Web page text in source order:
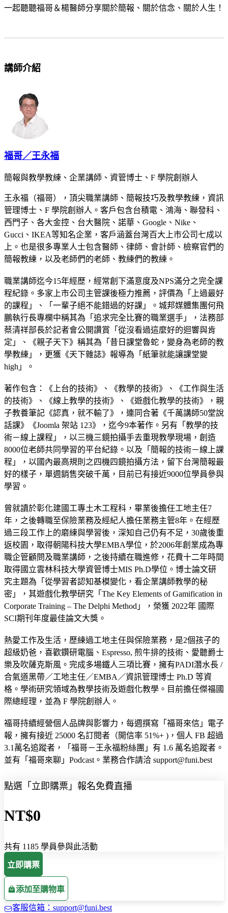
一起聽聽福哥＆楊醫師分享關於簡報、關於信念、關於人生！
講師介紹
福哥／王永福
簡報與教學教練、企業講師、資管博士、F 學院創辦人
王永福（福哥），頂尖職業講師、簡報技巧及教學教練，資訊
管理博士、F 學院創辦人。客戶包含台積電、鴻海、聯發科、
西門子、各大金控、台大醫院、諾華、Google、Nike、
Gucci、IKEA等知名企業，客戶涵蓋台灣百大上市公司七成以
上。也是很多專業人士包含醫師、律師、會計師、檢察官們的
簡報教練，以及老師們的老師、教練們的教練。
職業講師迄今15年經歷，經常創下滿意度及NPS滿分之完全課
程紀錄。多家上市公司主管課後極力推薦，評價為「上過最好
的課程」、「一輩子絕不能錯過的好課」。城邦媒體集團何飛
鵬執行長專欄中稱其為「追求完全比賽的職業選手」，法務部
蔡清祥部長於記者會公開讚賞「從沒看過這麼好的迴響與肯
定」、《親子天下》稱其為「昔日課堂魯蛇，變身為老師的教
學教練」，更獲《天下雜誌》報導為「紙筆就能讓課堂變
high」。
著作包含：《上台的技術》、《教學的技術》、《工作與生活
的技術》、《線上教學的技術》、《遊戲化教學的技術》，親
子教養筆記《認真，就不輸了》，連同合著《千萬講師50堂說
話課》《Joomla 架站 123》，迄今9本著作。另有「教學的技
術－線上課程」，以三機三鏡拍攝手去重現教學現場，創造
8000位老師共同學習的平台紀錄。以及「簡報的技術－線上課
程」，以國內最高規則之四機四鏡拍攝方法，留下台灣簡報最
好的樣子，單週銷售突破千萬，目前已有接近9000位學員參與
學習。
曾就讀於彰化建國工專土木工程科，畢業後擔任工地主任7
年，之後轉職至保險業務及經紀人擔任業務主管8年。在經歷
過三段工作上的磨練與學習後，深知自己仍有不足，30歲後重
返校園，取得朝陽科技大學EMBA學位，於2006年創業成為專
職企管顧問及職業講師，之後持續在職進修，花費十二年時間
取得國立雲林科技大學資管博士MIS Ph.D學位。博士論文研
究主題為「從學習者認知基模變化，看企業講師教學的秘
密」，其遊戲化教學研究「The Key Elements of Gamification in
Corporate Training – The Delphi Method」，榮獲 2022年 國際
SCI期刊年度最佳論文大獎。
熱愛工作及生活，歷練過工地主任與保險業務，是2個孩子的
超級奶爸，喜歡鑽研電腦、Espresso, 煎牛排的技術、愛聽爵士
樂及吹薩克斯風。完成多場鐵人三項比賽，擁有PADI潛水長 /
合氣道黑帶／工地主任／EMBA／資訊管理博士 Ph.D 等資
格。學術研究領域為教學技術及遊戲化教學。目前擔任傑福國
際總經理，並為 F 學院創辦人。
福哥持續經營個人品牌與影響力，每週撰寫「福哥來信」電子
報，擁有接近 25000 名訂閱者（開信率 51%+ )，個人 FB 超過
3.1萬名追蹤者，「福哥－王永福粉絲團」有 1.6 萬名追蹤者。
並有「福哥來聊」Podcast。業務合作請洽 support@funi.best
點選「立即購票」報名免費直播
NT$0
共有 1185 學員參與此活動
立即購票
添加至購物車
客服信箱：support@funi.best